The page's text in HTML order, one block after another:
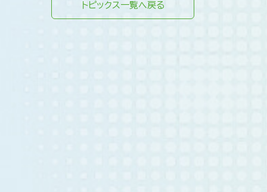
トピックス一覧へ戻る